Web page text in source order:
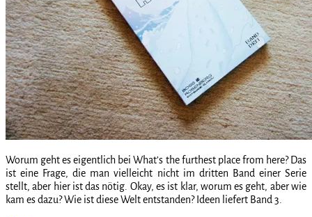
Worum geht es eigentlich bei What’s the furthest place from here? Das
ist eine Frage, die man vielleicht nicht im dritten Band einer Serie
stellt, aber hier ist das nötig. Okay, es ist klar, worum es geht, aber wie
kam es dazu? Wie ist diese Welt entstanden? Ideen liefert Band 3.